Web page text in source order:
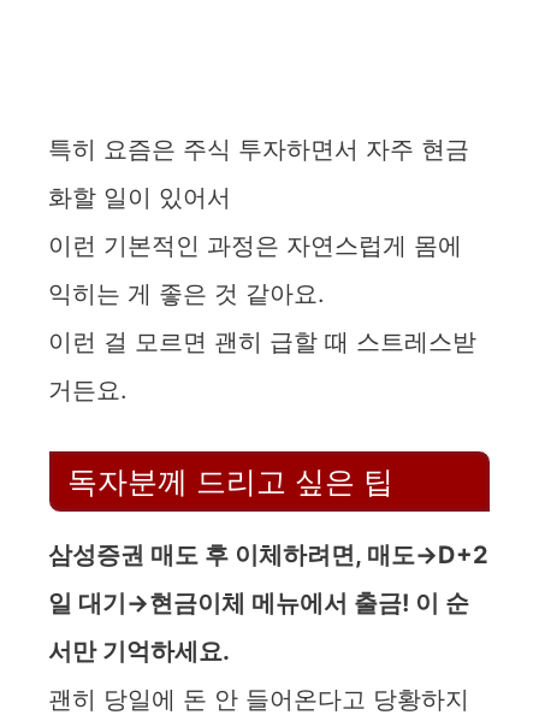
특히 요즘은 주식 투자하면서 자주 현금
화할 일이 있어서
이런 기본적인 과정은 자연스럽게 몸에
익히는 게 좋은 것 같아요.
이런 걸 모르면 괜히 급할 때 스트레스받
거든요.
독자분께 드리고 싶은 팁
삼성증권 매도 후 이체하려면, 매도→D+2
일 대기→현금이체 메뉴에서 출금! 이 순
서만 기억하세요.
괜히 당일에 돈 안 들어온다고 당황하지